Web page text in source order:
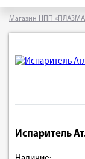
Магазин НПП
Испаритель